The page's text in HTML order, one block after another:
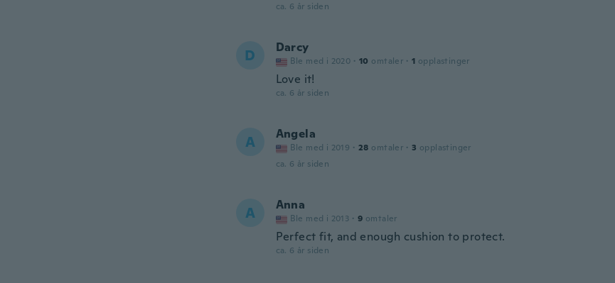
ca. 6 år siden
D Darcy
Ble med i 2020 · 10 omtaler · 1 opplastinger
Love it!
ca. 6 år siden
A Angela
Ble med i 2019 · 28 omtaler · 3 opplastinger
ca. 6 år siden
A Anna
Ble med i 2013 · 9 omtaler
Perfect fit, and enough cushion to protect.
ca. 6 år siden